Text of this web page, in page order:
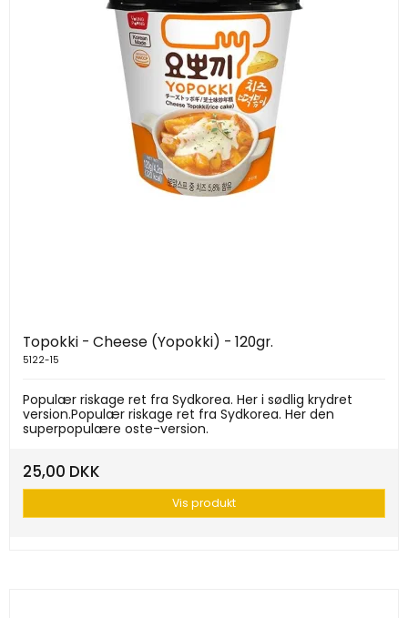
Topokki - Cheese (Yopokki) - 120gr.
5122-15
Populær riskage ret fra Sydkorea. Her i sødlig krydret
version.Populær riskage ret fra Sydkorea. Her den
superpopulære oste-version.
25,00 DKK
Vis produkt